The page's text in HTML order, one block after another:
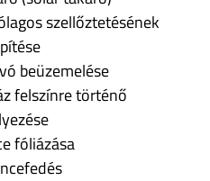
szellőztetésének
beüzemelése
felszínre történő
fóliázása